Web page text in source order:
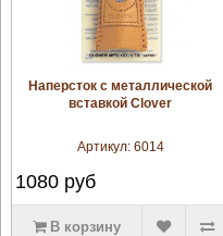
увеличить
Наперсток с металлической
вставкой Clover
Артикул: 6014
1080руб
В корзину